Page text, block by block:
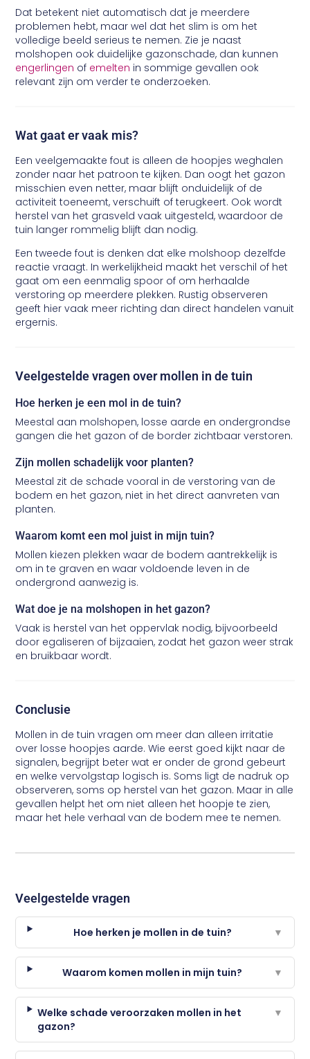
Dat betekent niet automatisch dat je meerdere
problemen hebt, maar wel dat het slim is om het
volledige beeld serieus te nemen. Zie je naast
molshopen ook duidelijke gazonschade, dan kunnen
engerlingen of emelten in sommige gevallen ook
relevant zijn om verder te onderzoeken.
Wat gaat er vaak mis?
Een veelgemaakte fout is alleen de hoopjes weghalen
zonder naar het patroon te kijken. Dan oogt het gazon
misschien even netter, maar blijft onduidelijk of de
activiteit toeneemt, verschuift of terugkeert. Ook wordt
herstel van het grasveld vaak uitgesteld, waardoor de
tuin langer rommelig blijft dan nodig.
Een tweede fout is denken dat elke molshoop dezelfde
reactie vraagt. In werkelijkheid maakt het verschil of het
gaat om een eenmalig spoor of om herhaalde
verstoring op meerdere plekken. Rustig observeren
geeft hier vaak meer richting dan direct handelen vanuit
ergernis.
Veelgestelde vragen over mollen in de tuin
Hoe herken je een mol in de tuin?
Meestal aan molshopen, losse aarde en ondergrondse
gangen die het gazon of de border zichtbaar verstoren.
Zijn mollen schadelijk voor planten?
Meestal zit de schade vooral in de verstoring van de
bodem en het gazon, niet in het direct aanvreten van
planten.
Waarom komt een mol juist in mijn tuin?
Mollen kiezen plekken waar de bodem aantrekkelijk is
om in te graven en waar voldoende leven in de
ondergrond aanwezig is.
Wat doe je na molshopen in het gazon?
Vaak is herstel van het oppervlak nodig, bijvoorbeeld
door egaliseren of bijzaaien, zodat het gazon weer strak
en bruikbaar wordt.
Conclusie
Mollen in de tuin vragen om meer dan alleen irritatie
over losse hoopjes aarde. Wie eerst goed kijkt naar de
signalen, begrijpt beter wat er onder de grond gebeurt
en welke vervolgstap logisch is. Soms ligt de nadruk op
observeren, soms op herstel van het gazon. Maar in alle
gevallen helpt het om niet alleen het hoopje te zien,
maar het hele verhaal van de bodem mee te nemen.
Veelgestelde vragen
Hoe herken je mollen in de tuin? ▼
Waarom komen mollen in mijn tuin? ▼
Welke schade veroorzaken mollen in het
gazon?
▼